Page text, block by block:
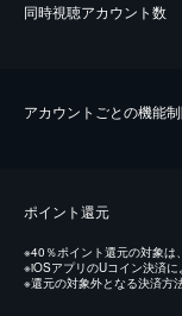
同時視聴アカウント数
アカウントごとの機能
ポイント還元
※40％ポイント還元の対象は
※iOSアプリのUコイン決済
※還元の対象外となる決済方